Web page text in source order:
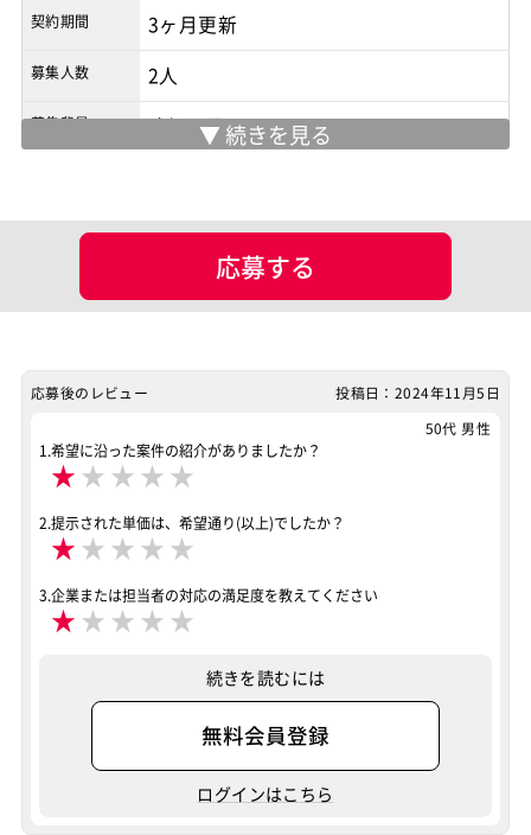
商流 2次請け
契約期間 3ヶ月更新
募集人数 2人
募集背景 追加要員
現場情報
業界・業種 製造業
基本設計
詳細設計
デバッグ 運用・保守
テスター・デバッガー
OlacleEBSシステムコンサル PMO
SAP系（ABAP・BASIS）エンジニア
SAP（全般） BASIS
応募する
応募後のレビュー
投稿日：2024年11月5日
50代 男性
1.希望に沿った案件の紹介がありましたか？
★ ★ ★ ★ ★
2.提示された単価は、希望通り(以上)でしたか？
★ ★ ★ ★ ★
3.企業または担当者の対応の満足度を教えてください
★ ★ ★ ★ ★
続きを読むには
無料会員登録
ログインはこちら